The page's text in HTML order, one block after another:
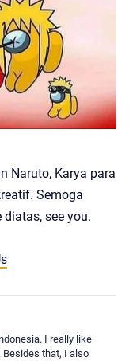
Naruto, Karya para
Semoga
see you.
I really like
Besides that, I also